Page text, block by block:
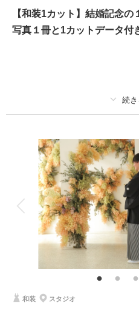
リエーションで撮影できるので、お
相談予約する
来店・オンライン
【和装1カット】結婚記念
写真１冊と1カットデータ付
撮影料 新婦衣
着付け ヘア
アルバム データ 1
衣装追加 会食
家族と撮影 家族用衣装
その他
正式な婚礼写真が撮影できます
新婦様のヘアセット&メイクももちろん
髪飾りもついてるので、ご希望のヘア
和装 スタジオ